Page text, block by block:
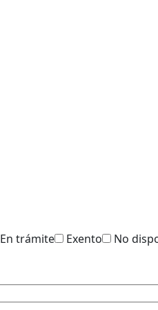
En trámite Exento
No